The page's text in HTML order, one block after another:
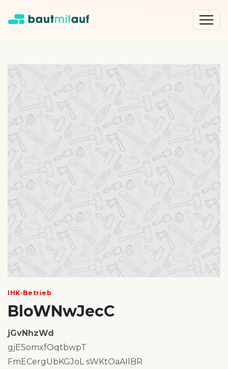
IHK-Betrieb
BloWNwJecC
jGvNhzWd
gjESomxfOqtbwpT
FmECergUbKGJoL sWKtOaAIlBR